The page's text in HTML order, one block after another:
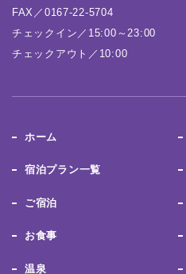
FAX／0167-22-5704
チェックイン／15:00～23:00
チェックアウト／10:00
ホーム
宿泊プラン一覧
ご宿泊
お食事
温泉